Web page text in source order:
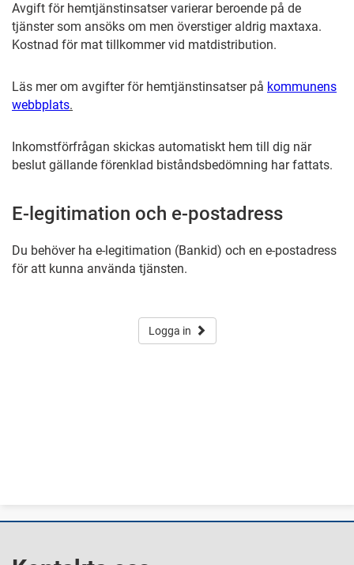
Avgift för hemtjänstinsatser varierar beroende på de
tjänster som ansöks om men överstiger aldrig maxtaxa.
Kostnad för mat tillkommer vid matdistribution.
Läs mer om avgifter för hemtjänstinsatser på kommunens
webbplats.
Inkomstförfrågan skickas automatiskt hem till dig när
beslut gällande förenklad biståndsbedömning har fattats.
E-legitimation och e-postadress
Du behöver ha e-legitimation (Bankid) och en e-postadress
för att kunna använda tjänsten.
Logga in